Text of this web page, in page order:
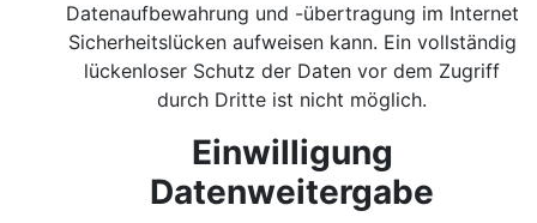
Datenaufbewahrung und -übertragung im Internet
Sicherheitslücken aufweisen kann. Ein vollständig
lückenloser Schutz der Daten vor dem Zugriff
durch Dritte ist nicht möglich.
Einwilligung
Datenweitergabe